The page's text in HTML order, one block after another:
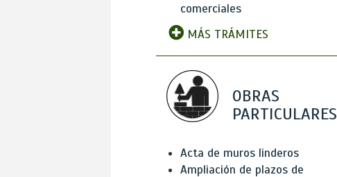
comerciales
MÁS TRÁMITES
OBRAS
PARTICULARES
Acta de muros linderos
Ampliación de plazos de